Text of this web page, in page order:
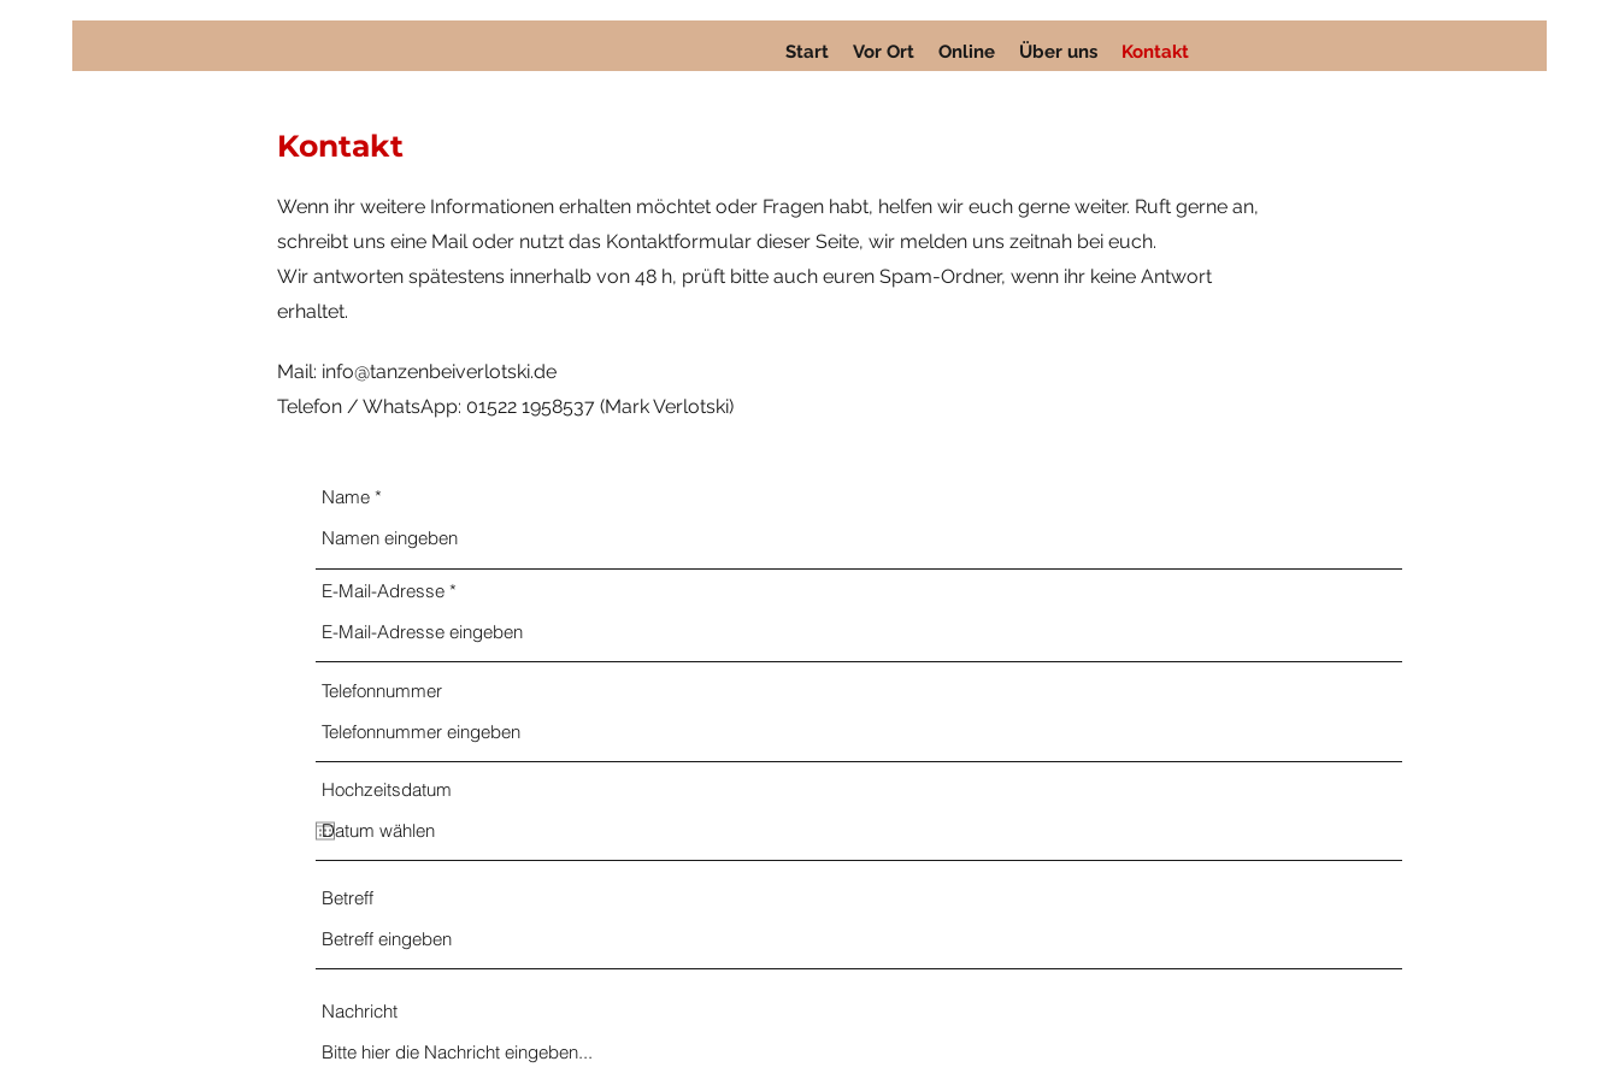
Start Vor Ort Online Über uns Kontakt
Kontakt
Wenn ihr weitere Informationen erhalten möchtet oder Fragen habt, helfen wir euch gerne weiter. Ruft gerne an,
schreibt uns eine Mail oder nutzt das Kontaktformular dieser Seite, wir melden uns zeitnah bei euch.
Wir antworten spätestens innerhalb von 48 h, prüft bitte auch euren Spam-Ordner, wenn ihr keine Antwort
erhaltet.
Mail: info@tanzenbeiverlotski.de
Telefon / WhatsApp: 01522 1958537 (Mark Verlotski)
Name
E-Mail-Adresse
Telefonnummer
Hochzeitsdatum
Betreff
Nachricht